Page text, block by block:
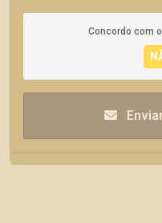
Concordo com